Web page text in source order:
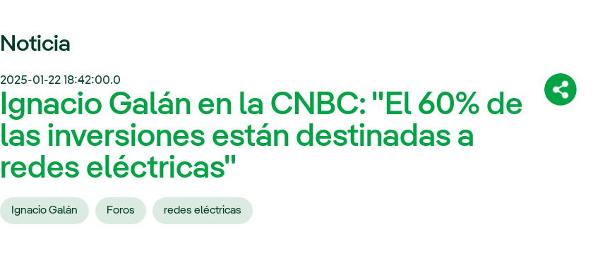
Noticia
2025-01-22 18:42:00.0
Ignacio Galán en la CNBC: "El 60% de
las inversiones están destinadas a
redes eléctricas"
Ignacio Galán Foros redes eléctricas